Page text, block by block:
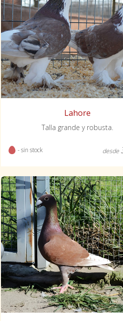
Lahore
Talla grande y robusta.
- sin stock desde